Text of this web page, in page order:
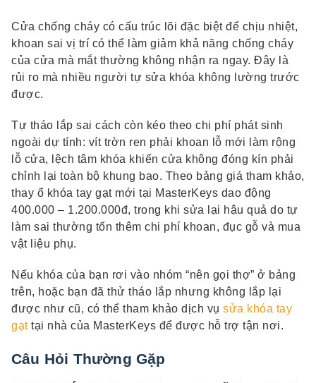
Cửa chống cháy có cấu trúc lõi đặc biệt để chịu nhiệt,
khoan sai vị trí có thể làm giảm khả năng chống cháy
của cửa mà mắt thường không nhận ra ngay. Đây là
rủi ro mà nhiều người tự sửa khóa không lường trước
được.
Tự tháo lắp sai cách còn kéo theo chi phí phát sinh
ngoài dự tính: vít trờn ren phải khoan lỗ mới làm rộng
lỗ cửa, lệch tâm khóa khiến cửa không đóng kín phải
chỉnh lại toàn bộ khung bao. Theo bảng giá tham khảo,
thay ổ khóa tay gạt mới tại MasterKeys dao động
400.000 – 1.200.000đ, trong khi sửa lại hậu quả do tự
làm sai thường tốn thêm chi phí khoan, đục gỗ và mua
vật liệu phụ.
Nếu khóa của bạn rơi vào nhóm “nên gọi thợ” ở bảng
trên, hoặc bạn đã thử tháo lắp nhưng không lắp lại
được như cũ, có thể tham khảo dịch vụ sửa khóa tay
gạttại nhà của MasterKeys để được hỗ trợ tận nơi.
Câu Hỏi Thường Gặp